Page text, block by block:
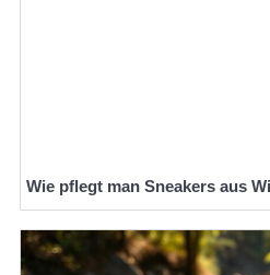
Wie pflegt man Sneakers aus